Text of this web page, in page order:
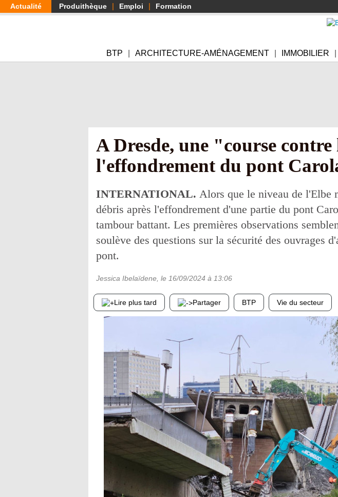
Aller
au
Actualité Produithèque Emploi Formation
BTP ARCHITECTURE-AMÉNAGEMENT IMMOBILIER
A Dresde, une "course
l'effondrement du pont
INTERNATIONAL. Alors que le niveau de l'Elbe
débris après l'effondrement d'une partie du pont
tambour battant. Les premières observations
soulève des questions sur la sécurité des ouvrages
pont.
Jessica Ibelaïdene , le 16/09/2024 à 13:06
Lire plus tard Partager BTP Vie du secteur